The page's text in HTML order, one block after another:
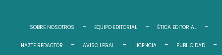
SOBRE NOSOTROS EQUIPO EDITORIAL ÉTICA EDITORIAL
HAZTE REDACTOR AVISO LEGAL LICENCIA PUBLICIDAD